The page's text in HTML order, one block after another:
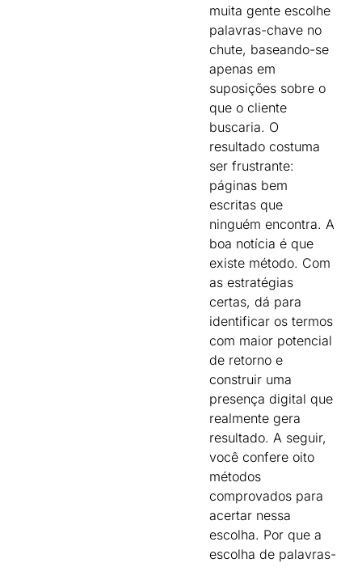
muita gente escolhe
palavras-chave no
chute, baseando-se
apenas em
suposições sobre o
que o cliente
buscaria. O
resultado costuma
ser frustrante:
páginas bem
escritas que
ninguém encontra. A
boa notícia é que
existe método. Com
as estratégias
certas, dá para
identificar os termos
com maior potencial
de retorno e
construir uma
presença digital que
realmente gera
resultado. A seguir,
você confere oito
métodos
comprovados para
acertar nessa
escolha. Por que a
escolha de palavras-